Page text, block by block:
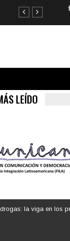
LEÍDO
van dando la espalda